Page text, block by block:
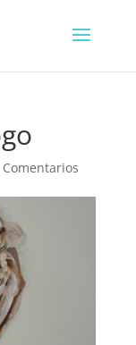
Comentarios